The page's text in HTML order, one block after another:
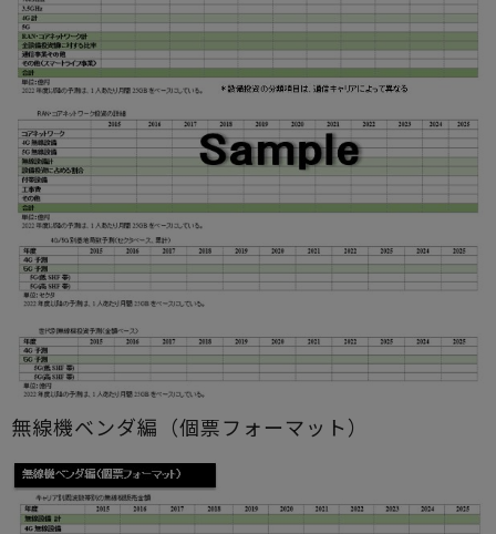
無線機ベンダ編（個票フォーマット）